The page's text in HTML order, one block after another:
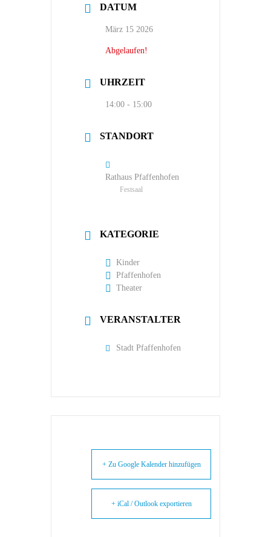
DATUM
März 15 2026
Abgelaufen!
UHRZEIT
14:00 - 15:00
STANDORT
Rathaus Pfaffenhofen
Festsaal
KATEGORIE
Kinder
Pfaffenhofen
Theater
VERANSTALTER
Stadt Pfaffenhofen
+ Zu Google Kalender hinzufügen
+ iCal / Outlook exportieren